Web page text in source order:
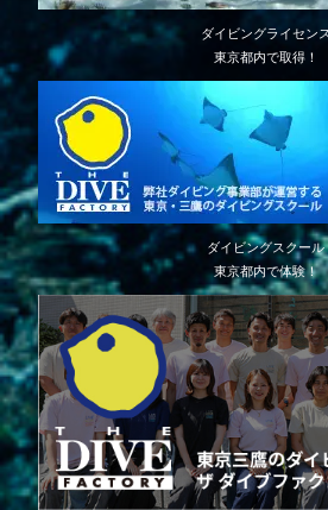
ダイビングライセン
東京都内で取得！
ダイビングスクール
東京都内で体験！